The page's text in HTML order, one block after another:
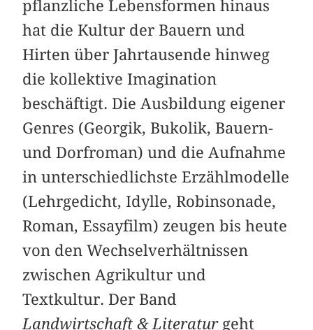
pflanzliche Lebensformen hinaus
hat die Kultur der Bauern und
Hirten über Jahrtausende hinweg
die kollektive Imagination
beschäftigt. Die Ausbildung eigener
Genres (Georgik, Bukolik, Bauern-
und Dorfroman) und die Aufnahme
in unterschiedlichste Erzählmodelle
(Lehrgedicht, Idylle, Robinsonade,
Roman, Essayfilm) zeugen bis heute
von den Wechselverhältnissen
zwischen Agrikultur und
Textkultur. Der Band
Landwirtschaft & Literaturgeht